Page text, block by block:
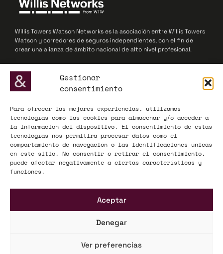
Gestionar
consentimiento
Para ofrecer las mejores experiencias, utilizamos
tecnologías como las cookies para almacenar y/o acceder a
la información del dispositivo. El consentimiento de estas
tecnologías nos permitirá procesar datos como el
comportamiento de navegación o las identificaciones únicas
en este sitio. No consentir o retirar el consentimiento,
puede afectar negativamente a ciertas características y
funciones.
Aceptar
Denegar
Ver preferencias
Willis Towers Watson Networks es la asociación entre Willis Towers
Watson y corredores de seguros independientes, con el fin de
crear una alianza de ámbito nacional de alto nivel profesional.
© 2025 Willis Towers Watson Networks / Willis Towers Watson
ADECOSE, fundada en 1977, defiende los intereses de las
corredurías de seguros y reaseguros, actuando como interlocutor
influyente ante la Administración y el mercado asegurador a nivel
nacional y europeo.
INFORMACIÓN LEGAL
Política de privacidad